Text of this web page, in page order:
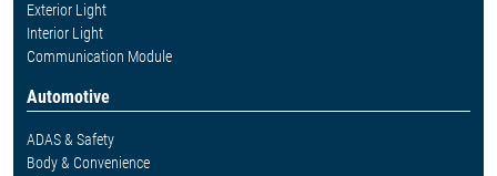
Exterior Light
Interior Light
Communication Module
Automotive
ADAS & Safety
Body & Convenience